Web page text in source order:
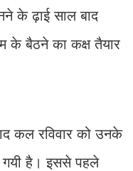
के ढ़ाई साल बाद
के बैठने का कक्ष तैयार
कल रविवार को उनके
गयी है। इससे पहले